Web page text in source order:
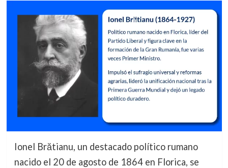
Ionel Brătianu, un destacado político rumano
nacido el 20 de agosto de 1864 en Florica, se